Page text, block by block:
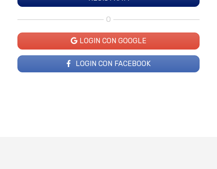
O
LOGIN CON GOOGLE
LOGIN CON FACEBOOK